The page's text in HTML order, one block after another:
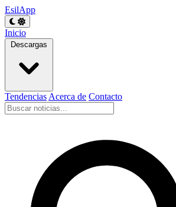
EsilApp
Inicio
Descargas
Tendencias Acerca de Contacto